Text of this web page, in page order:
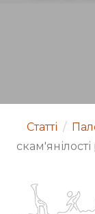
Статті /